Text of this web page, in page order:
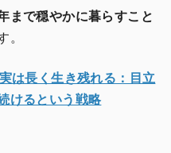
まで穏やかに暮らすこと
は長く生き残れる：目立
けるという戦略